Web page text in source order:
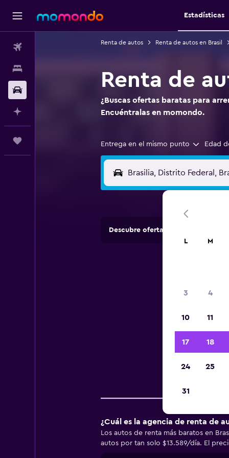
Estadísticas
Renta de autos Renta de autos en Brasil
Renta de
¿Buscas ofertas baratas para
Encuéntralas en momondo.
Entrega en el mismo punto Edad
Descubre ofertas de agencias de
¿Cuál es la agencia de renta de
Los autos de renta más baratos en
autos por tan solo $13.589/día. El
L M
3 4
10 11
17 18
24 25
31